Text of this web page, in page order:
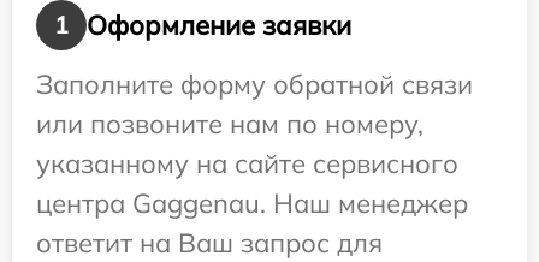
1
Оформление заявки
Заполните форму обратной связи
или позвоните нам по номеру,
указанному на сайте сервисного
центра Gaggenau. Наш менеджер
ответит на Ваш запрос для